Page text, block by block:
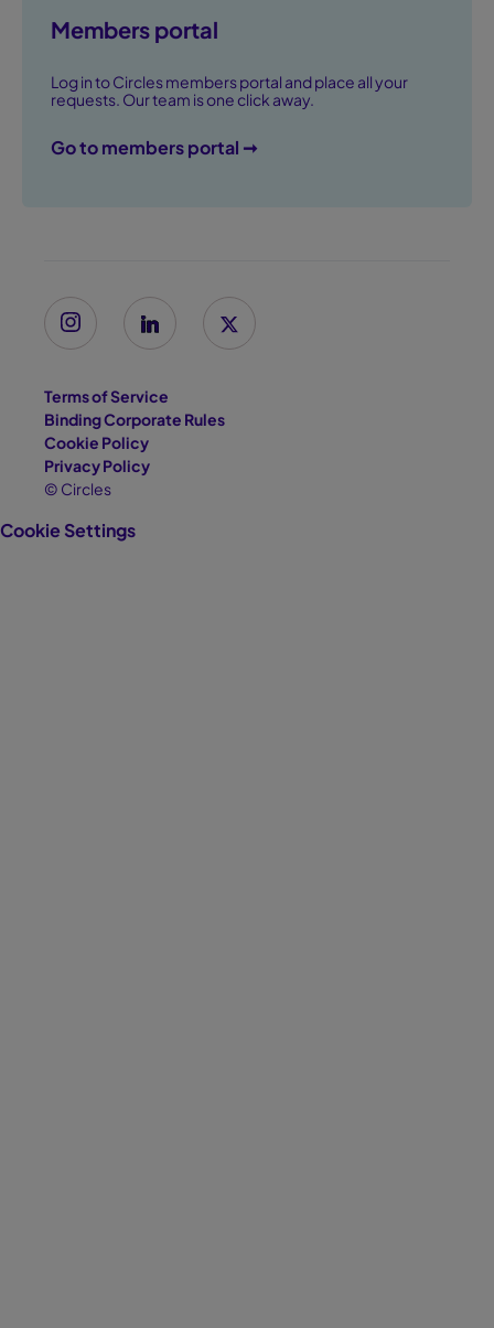
Members portal
Log in to Circles members portal and place all your
requests. Our team is one click away.
Go to members portal ➞
© Circles
Terms of Service
Binding Corporate Rules
Cookie Policy
Privacy Policy
Cookie Settings